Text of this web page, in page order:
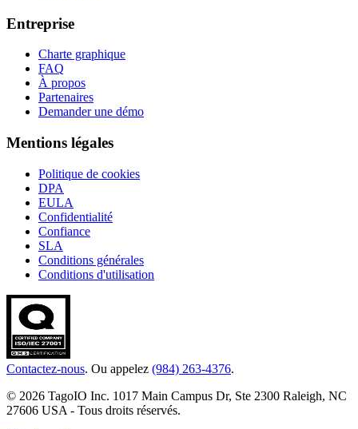
Entreprise
Charte graphique
FAQ
À propos
Partenaires
Demander une démo
Mentions légales
Politique de cookies
DPA
EULA
Confidentialité
Confiance
SLA
Conditions générales
Conditions d'utilisation
Contactez-nous. Ou appelez (984) 263-4376.
© 2026 TagoIO Inc. 1017 Main Campus Dr, Ste 2300 Raleigh, NC
27606 USA - Tous droits réservés.